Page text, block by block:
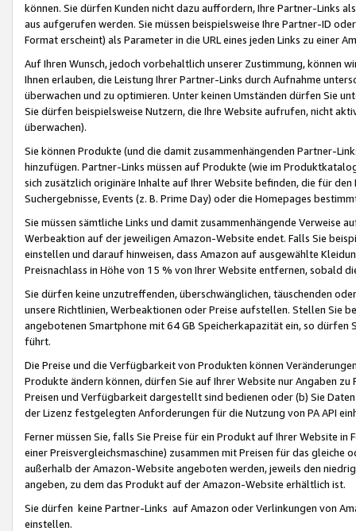
können. Sie dürfen Kunden nicht dazu auffordern, Ihre Partner-Links
aus aufgerufen werden. Sie müssen beispielsweise Ihre Partner-ID
Format erscheint) als Parameter in die URL eines jeden Links zu einer
Auf Ihren Wunsch, jedoch vorbehaltlich unserer Zustimmung, können
Ihnen erlauben, die Leistung Ihrer Partner-Links durch Aufnahme
überwachen und zu optimieren. Unter keinen Umständen dürfen Sie
Sie dürfen beispielsweise Nutzern, die Ihre Website aufrufen, nicht
überwachen).
Sie können Produkte (und die damit zusammenhängenden Partner-
hinzufügen. Partner-Links müssen auf Produkte (wie im
sich zusätzlich originäre Inhalte auf Ihrer Website befinden, die für
Suchergebnisse, Events (z. B. Prime Day) oder die Homepages
Sie müssen sämtliche Links und damit zusammenhängende
Werbeaktion auf der jeweiligen Amazon-Website endet. Falls Sie
einstellen und darauf hinweisen, dass Amazon auf ausgewählte
Preisnachlass in Höhe von 15 % von Ihrer Website entfernen, sobald
Sie dürfen keine unzutreffenden, überschwänglichen, täuschenden
unsere Richtlinien, Werbeaktionen oder Preise aufstellen. Stellen Sie
angebotenen Smartphone mit 64 GB Speicherkapazität ein, so dürfen
führt.
Die Preise und die Verfügbarkeit von Produkten können
Produkte ändern können, dürfen Sie auf Ihrer Website nur Angaben
Preisen und Verfügbarkeit dargestellt sind bedienen oder (b) Sie
der Lizenz festgelegten Anforderungen für die Nutzung von PA API
Ferner müssen Sie, falls Sie Preise für ein Produkt auf Ihrer Website
einer Preisvergleichsmaschine) zusammen mit Preisen für das
außerhalb der Amazon-Website angeboten werden, jeweils den
angeben, zu dem das Produkt auf der Amazon-Website erhältlich ist.
Sie dürfen keine Partner-Links auf Amazon oder Verlinkungen von
einstellen.